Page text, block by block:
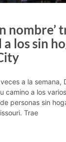
nombre’
los sin
a la semana,
camino a los varios
personas sin
Trae